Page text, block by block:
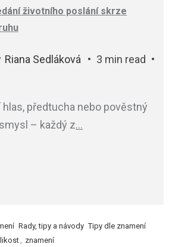
životního poslání skrze
Riana Sedláková
3 min read
hlas, předtucha nebo pověstný
– každý z…
Rady, tipy a návody Tipy dle znamení
znamení